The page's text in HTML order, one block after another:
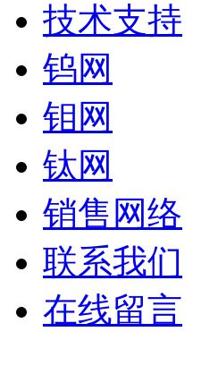
技术支持
钨网
钼网
钛网
销售网络
联系我们
在线留言